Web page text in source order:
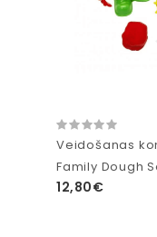
Veidošanas
Family Dough
12,80€